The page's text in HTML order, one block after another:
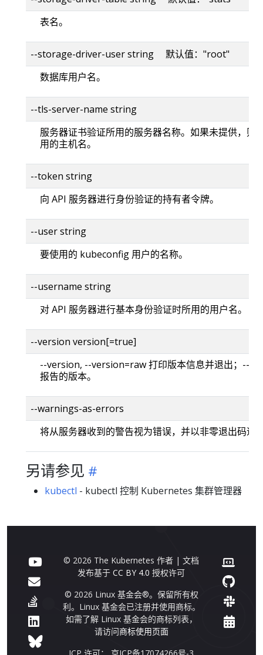
表名。
--storage-driver-user string 默认值："root"
数据库用户名。
--tls-server-name string
服务器证书验证所用的服务器名称。如果未提供，则
用的主机名。
--token string
向 API 服务器进行身份验证的持有者令牌。
--user string
要使用的 kubeconfig 用户的名称。
--username string
对 API 服务器进行基本身份验证时所用的用户名。
--version version[=true]
--version, --version=raw 打印版本信息并退出；--
报告的版本。
--warnings-as-errors
将从服务器收到的警告视为错误，并以非零退出码退
另请参见
kubectl - kubectl 控制 Kubernetes 集群管理器
© 2026 The Kubernetes 作者 | 文档
发布基于CC BY 4.0 授权许可
© 2026 Linux 基金会®。保留所有权
利。Linux 基金会已注册并使用商标。
如需了解 Linux 基金会的商标列表，
请访问商标使用页面